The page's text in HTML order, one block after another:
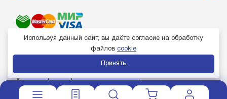
Используя данный сайт, вы даёте согласие на обработку
файлов cookie
Принять